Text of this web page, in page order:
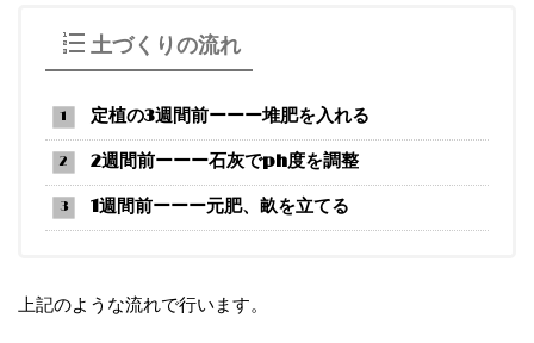
土づくりの流れ
定植の3週間前ーーー堆肥を入れる
2週間前ーーー石灰でph度を調整
1週間前ーーー元肥、畝を立てる
上記のような流れで行います。